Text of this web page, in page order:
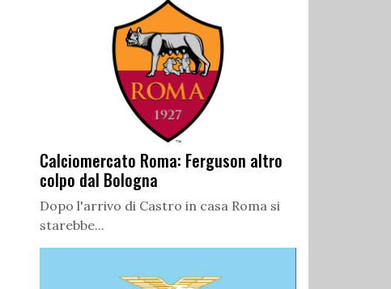
Calciomercato Roma: Ferguson altro
colpo dal Bologna
Dopo l'arrivo di Castro in casa Roma si
starebbe...